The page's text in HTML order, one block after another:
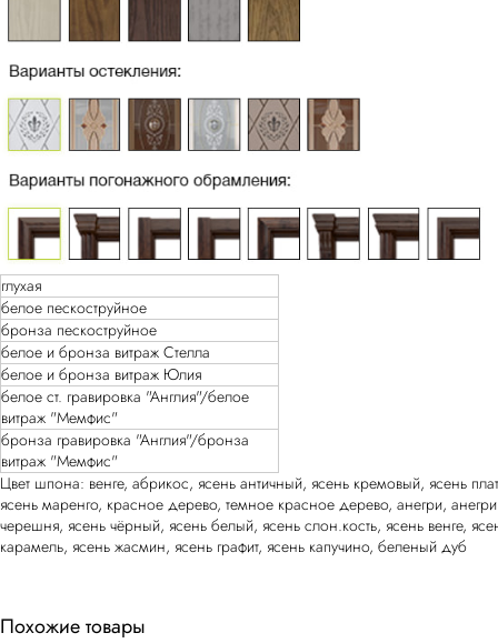
глухая
белое пескоструйное
бронза пескоструйное
белое и бронза витраж Стелла
белое и бронза витраж Юлия
белое ст. гравировка "Англия"/белое
витраж "Мемфис"
бронза гравировка "Англия"/бронза
витраж "Мемфис"
Цвет шпона: венге, абрикос, ясень античный, ясень кремовый, ясень
ясень маренго, красное дерево, темное красное дерево, анегри, анегри
черешня, ясень чёрный, ясень белый, ясень слон.кость, ясень венге,
карамель, ясень жасмин, ясень графит, ясень капучино, беленый дуб
Похожие товары